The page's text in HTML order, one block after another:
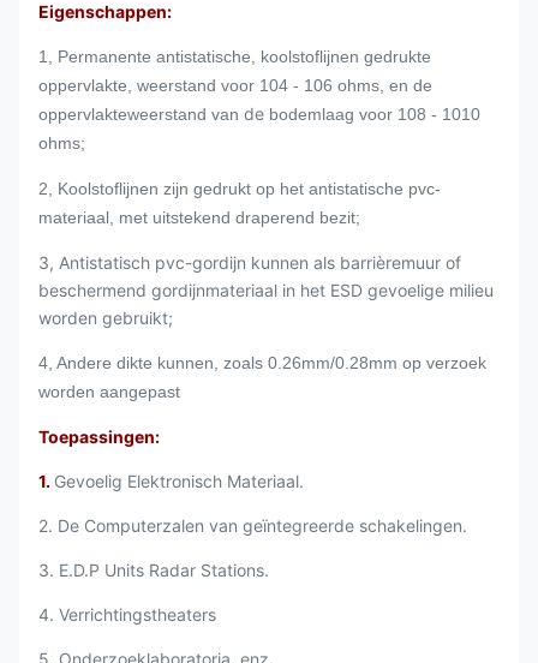
Eigenschappen:
1, Permanente antistatische, koolstoflijnen gedrukte
oppervlakte, weerstand voor 104 - 106 ohms, en de
oppervlakteweerstand van de bodemlaag voor 108 - 1010
ohms;
2, Koolstoflijnen zijn gedrukt op het antistatische pvc-
materiaal, met uitstekend draperend bezit;
3, Antistatisch pvc-gordijn kunnen als barrièremuur of
beschermend gordijnmateriaal in het ESD gevoelige milieu
worden gebruikt;
4, Andere dikte kunnen, zoals 0.26mm/0.28mm op verzoek
worden aangepast
Toepassingen:
1. Gevoelig Elektronisch Materiaal.
2. De Computerzalen van geïntegreerde schakelingen.
3. E.D.P Units Radar Stations.
4. Verrichtingstheaters
5. Onderzoeklaboratoria, enz.